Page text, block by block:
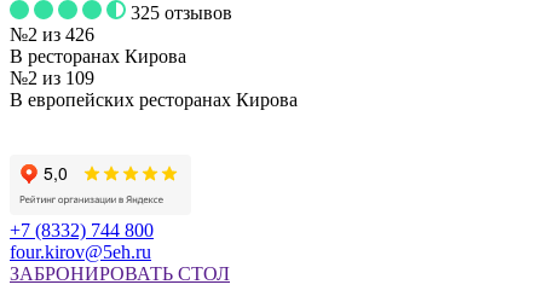
325 отзывов
№2 из 426
В ресторанах Кирова
№2 из 109
В европейских ресторанах Кирова
+7 (8332) 744 800
four.kirov@5eh.ru
ЗАБРОНИРОВАТЬ СТОЛ